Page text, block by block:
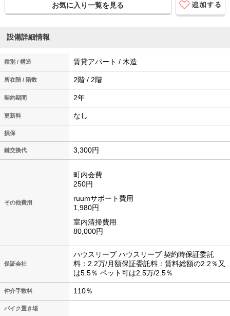
お気に入り一覧を見る
設備詳細情報
種別 / 構造 賃貸アパート / 木造
所在階 / 階数 2階 / 2階
契約期間 2年
更新料 なし
損保
鍵交換代 3,300円
その他費用
町内会費
250円
ruumサポート費用
1,980円
室内清掃費用
80,000円
保証会社
ハウスリーブ ハウスリーブ 契約時保証委託
料：2.2万/月額保証委託料：賃料総額の2.2％又
は5.5％ ペット可は2.5万/2.5％
仲介手数料 110％
バイク置き場